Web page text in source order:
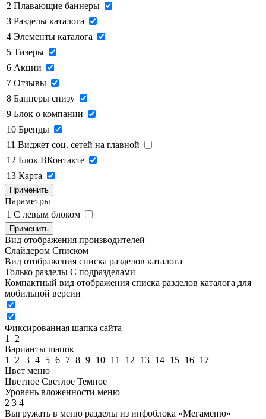
2 Плавающие баннеры
3 Разделы каталога
4 Элементы каталога
5 Тизеры
6 Акции
7 Отзывы
8 Баннеры снизу
9 Блок о компании
10 Бренды
11 Виджет соц. сетей на главной
12 Блок ВКонтакте
13 Карта
Применить
Параметры
1 C левым блоком
Применить
Вид отображения производителей
Слайдером Списком
Вид отображения списка разделов каталога
Только разделы С подразделами
Компактный вид отображения списка разделов каталога для
мобильной версии
Фиксированная шапка сайта
1
2
Варианты шапок
1
2 3 4 5 6 7 8 9 10 11 12 13 14 15 16 17
Цвет меню
Цветное Светлое Темное
Уровень вложенности меню
2 3 4
Выгружать в меню разделы из инфоблока «Мегаменю»